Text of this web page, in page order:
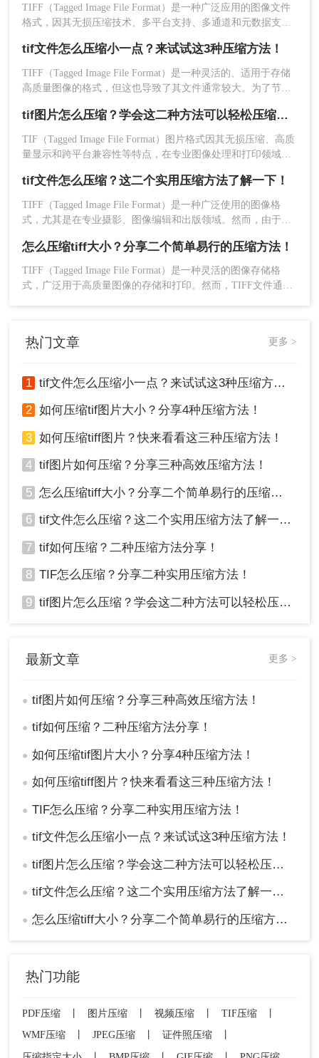
2、点击选择文件上传要压缩的图片。
3、图片除了压缩之外还可以转换输出格式哦，压缩
4、图片上传后点击开始转换。
注意：在使用在线工具时，要确保网络连接稳定，
以免上传或下载失败。注意检查压缩后的图片质
方法三：手动调整图片参数进行压缩
通过手动调整图片的参数，如分辨率、色彩深度
等，可以减小TIF图片的文件大小。这种方法需要一
定的图像编辑知识，但可以提供更高的灵活性。
优点：灵活性高，可以根据实际需求进行精细
调整。
缺点：需要一定的图像编辑知识，操作相对复
杂。
1、打开Adobe Photoshop。
和尺寸。
4、选择“文件”->“导出”->“存储为”，选择TIFF格式。
TIFF（Tagged Image File Format）是一种广泛应用的图像文件
格式，因其无损压缩技术、多平台支持、多通道和元数据支持
造成一定困扰。那么TIF怎么压缩呢？本文将介绍两种压缩
TIFF图像的方法。
tif文件怎么压缩小一点？来试试这3种压缩方法！
TIFF（Tagged Image File Format）是一种灵活的、适用于存储
高质量图像的格式，但这也导致了其文件通常较大。为了节省
tif文件怎么压缩小一点呢？本文将介绍三种压缩TIFF文件的方
tif图片怎么压缩？学会这二种方法可以轻松压缩大小!！
TIF（Tagged Image File Format）图片格式因其无损压缩、高质
量显示和跨平台兼容性等特点，在专业图像处理和打印领域得
输带来了挑战。那么tif图片怎么压缩呢？本文将介绍两种有效
的TIF图片压缩方法，帮助用户轻松减小图片体积，提升存储
和传输效率。
tif文件怎么压缩？这二个实用压缩方法了解一下！
TIFF（Tagged Image File Format）是一种广泛使用的图像格
式，尤其是在专业摄影、图像编辑和出版领域。然而，由于其
了不便。那么tif文件怎么压缩呢？本文将介绍两种有效的TIFF
文件压缩方法。
怎么压缩tiff大小？分享二个简单易行的压缩方法！
TIFF（Tagged Image File Format）是一种灵活的图像存储格
式，广泛用于高质量图像的存储和打印。然而，TIFF文件通常
热门文章 更多 >
1 tif文件怎么压缩小一点？来试试这3种压缩方法！
2 如何压缩tif图片大小？分享4种压缩方法！
3 如何压缩tiff图片？快来看看这三种压缩方法！
4 tif图片如何压缩？分享三种高效压缩方法！
5 怎么压缩tiff大小？分享二个简单易行的压缩方法！
6 tif文件怎么压缩？这二个实用压缩方法了解一下！
7 tif如何压缩？二种压缩方法分享！
8 TIF怎么压缩？分享二种实用压缩方法！
9 tif图片怎么压缩？学会这二种方法可以轻松压缩大小!！
最新文章 更多 >
● tif图片如何压缩？分享三种高效压缩方法！
● tif如何压缩？二种压缩方法分享！
● 如何压缩tif图片大小？分享4种压缩方法！
● 如何压缩tiff图片？快来看看这三种压缩方法！
● TIF怎么压缩？分享二种实用压缩方法！
● tif文件怎么压缩小一点？来试试这3种压缩方法！
● tif图片怎么压缩？学会这二种方法可以轻松压缩大小!！
● tif文件怎么压缩？这二个实用压缩方法了解一下！
● 怎么压缩tiff大小？分享二个简单易行的压缩方法！
热门功能
PDF压缩 丨 图片压缩 丨 视频压缩 丨 TIF压缩
丨
WMF压缩
JPEG压缩 证件照压缩